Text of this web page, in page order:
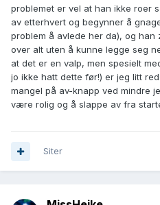
problemet er vel at han ikke roer
av etterhvert og begynner å
problem å avlede her da), og han
over alt uten å kunne legge seg
at det er en valp, men spesielt
jo ikke hatt dette før!) er jeg litt
mangel på av-knapp ved mindre
være rolig og å slappe av fra
Siter